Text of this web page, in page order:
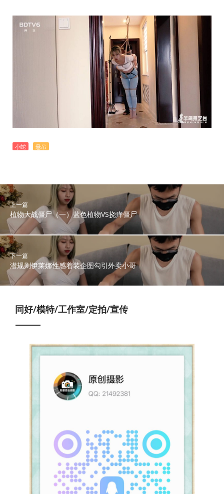
小蛇 悬吊
上一篇
植物大战僵尸（一）蓝色植物VS挠痒僵尸
下一篇
潜规则伊莱娜性感着装企图勾引外卖小哥
同好/模特/工作室/定拍/宣传